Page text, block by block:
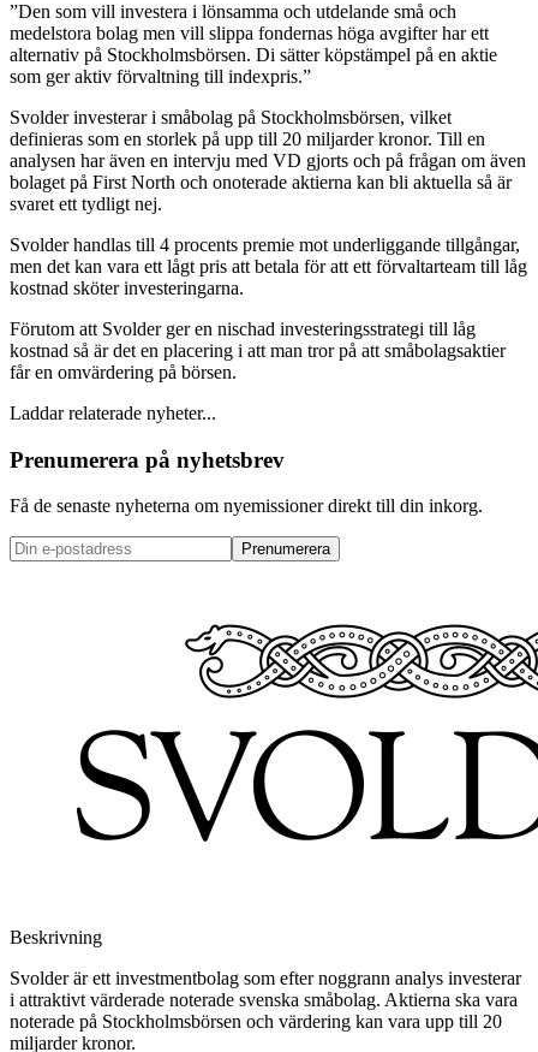
”Den som vill investera i lönsamma och utdelande små och
medelstora bolag men vill slippa fondernas höga avgifter har ett
alternativ på Stockholmsbörsen. Di sätter köpstämpel på en aktie
som ger aktiv förvaltning till indexpris.”
Svolder investerar i småbolag på Stockholmsbörsen, vilket
definieras som en storlek på upp till 20 miljarder kronor. Till en
analysen har även en intervju med VD gjorts och på frågan om även
bolaget på First North och onoterade aktierna kan bli aktuella så är
svaret ett tydligt nej.
Svolder handlas till 4 procents premie mot underliggande tillgångar,
men det kan vara ett lågt pris att betala för att ett förvaltarteam till låg
kostnad sköter investeringarna.
Förutom att Svolder ger en nischad investeringsstrategi till låg
kostnad så är det en placering i att man tror på att småbolagsaktier
får en omvärdering på börsen.
Laddar relaterade nyheter...
Prenumerera på nyhetsbrev
Få de senaste nyheterna om nyemissioner direkt till din inkorg.
Prenumerera
Beskrivning
Svolder är ett investmentbolag som efter noggrann analys investerar
i attraktivt värderade noterade svenska småbolag. Aktierna ska vara
noterade på Stockholmsbörsen och värdering kan vara upp till 20
miljarder kronor.